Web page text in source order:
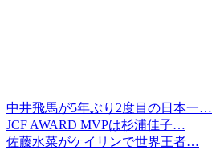
中井飛馬が5年ぶり2度目の日本一…
JCF AWARD MVPは杉浦佳子…
佐藤水菜がケイリンで世界王者…